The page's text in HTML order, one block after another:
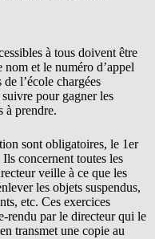
à tous doivent être
nom et le numéro d’appel
l’école chargées
pour gagner les
à prendre.
sont obligatoires, le 1er
concernent toutes les
veille à ce que les
les objets suspendus,
etc. Ces exercices
rendu par le directeur qui le
transmet une copie au